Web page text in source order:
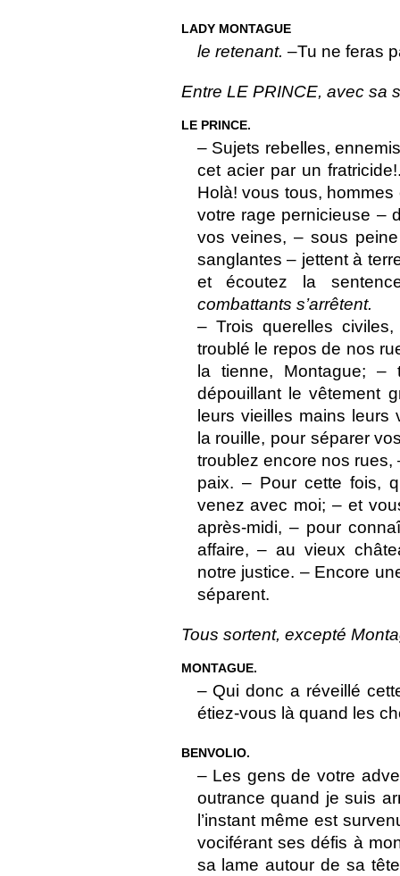
LADY MONTAGUE
le retenant. –Tu ne feras
Entre LE PRINCE, avec sa
LE PRINCE.
– Sujets rebelles,
cet acier par un
Holà! vous tous,
votre rage pernicieuse –
vos veines, – sous
sanglantes – jettent à
et écoutez la
combattants s’arrêtent.
– Trois querelles
troublé le repos de nos
la tienne, Montague;
dépouillant le vêtement
leurs vieilles mains leurs
la rouille, pour séparer
troublez encore nos rues,
paix. – Pour cette fois,
venez avec moi; – et
après-midi, – pour
affaire, – au vieux
notre justice. – Encore
séparent.
Tous sortent, excepté
MONTAGUE.
– Qui donc a réveillé
étiez-vous là quand les
BENVOLIO.
– Les gens de votre
outrance quand je suis
l’instant même est
vociférant ses défis à
sa lame autour de sa